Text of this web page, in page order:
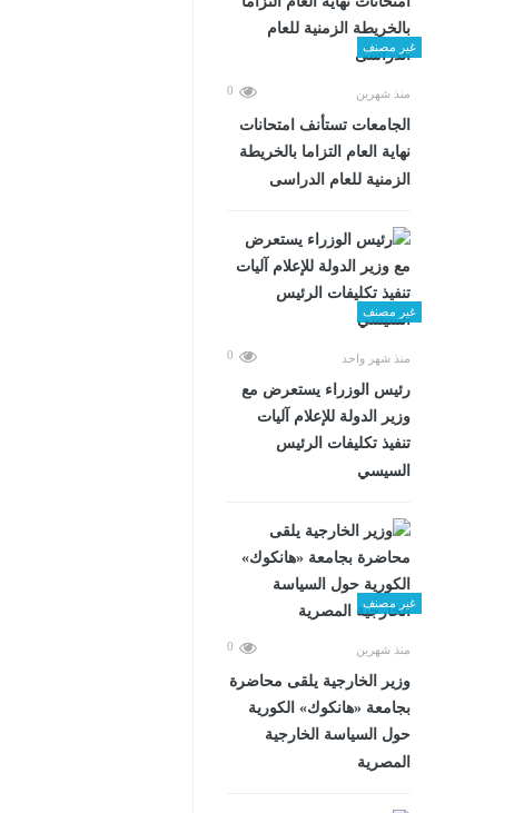
غير مصنف
منذ شهرين 0
الجامعات تستأنف امتحانات
نهاية العام التزاما بالخريطة
الزمنية للعام الدراسى
غير مصنف
منذ شهر واحد 0
رئيس الوزراء يستعرض مع
وزير الدولة للإعلام آليات
تنفيذ تكليفات الرئيس
السيسي
غير مصنف
منذ شهرين 0
وزير الخارجية يلقى محاضرة
بجامعة «هانكوك» الكورية
حول السياسة الخارجية
المصرية